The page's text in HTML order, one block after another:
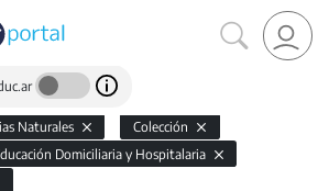
Naturales
Colección
Domiciliaria y Hospitalaria